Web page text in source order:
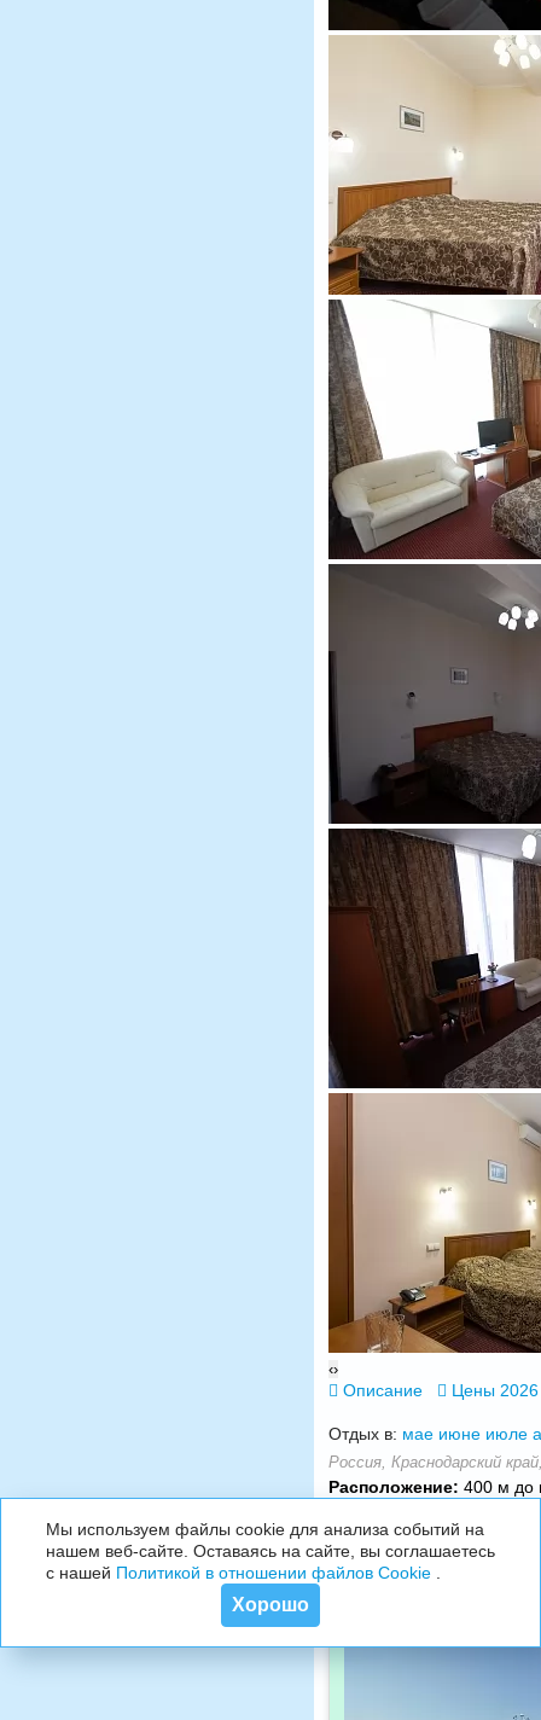
‹›
Описание Цены
Отдых в: мае июне июле
Россия, Краснодарский
Расположение: 400 м до
Мы используем файлы cookie для анализа событий на
нашем веб-сайте. Оставаясь на сайте, вы соглашаетесь
с нашей Политикой в отношении файлов Cookie.
Хорошо